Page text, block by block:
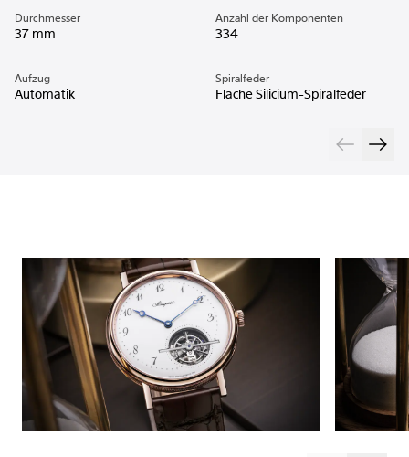
Durchmesser
37 mm
Anzahl der Komponenten
334
Aufzug
Automatik
Spiralfeder
Flache Silicium-Spiralfeder